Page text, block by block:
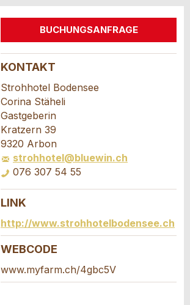
BUCHUNGSANFRAGE
KONTAKT
Strohhotel Bodensee
Corina Stäheli
Gastgeberin
Kratzern 39
9320 Arbon
strohhotel@bluewin.ch
076 307 54 55
LINK
http://www.strohhotelbodensee.ch
WEBCODE
www.myfarm.ch/4gbc5V